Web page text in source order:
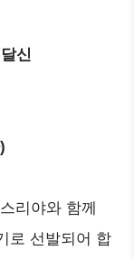
신
리야와 함께
로 선발되어 합